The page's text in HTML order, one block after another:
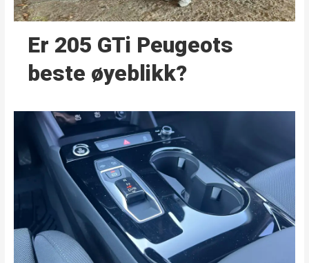
Er 205 GTi Peugeots
beste øyeblikk?